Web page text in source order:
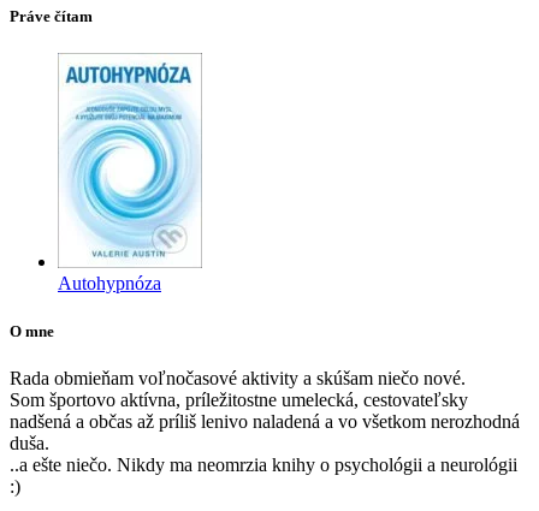
Práve čítam
Autohypnóza
O mne
Rada obmieňam voľnočasové aktivity a skúšam niečo nové.
Som športovo aktívna, príležitostne umelecká, cestovateľsky
nadšená a občas až príliš lenivo naladená a vo všetkom nerozhodná
duša.
..a ešte niečo. Nikdy ma neomrzia knihy o psychológii a neurológii
:)